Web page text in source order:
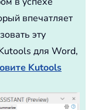
впечатляет
эту
для Word,
Kutools